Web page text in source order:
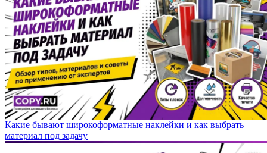
Какие бывают широкоформатные наклейки и как выбрать
материал под задачу